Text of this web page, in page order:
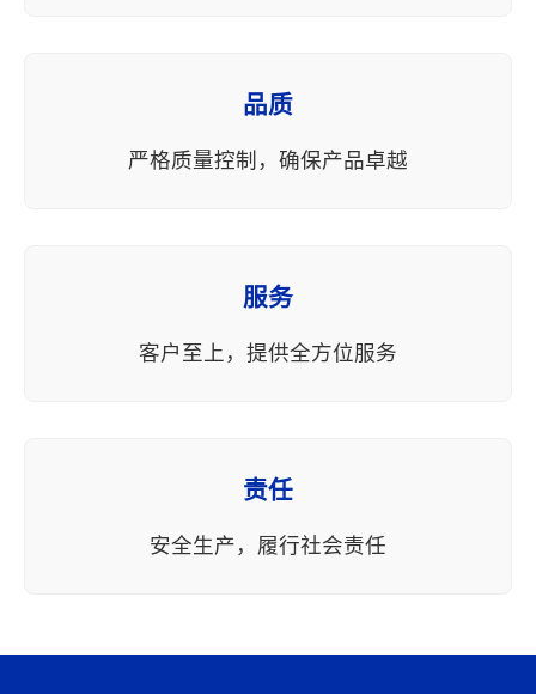
品质
严格质量控制，确保产品卓越
服务
客户至上，提供全方位服务
责任
安全生产，履行社会责任